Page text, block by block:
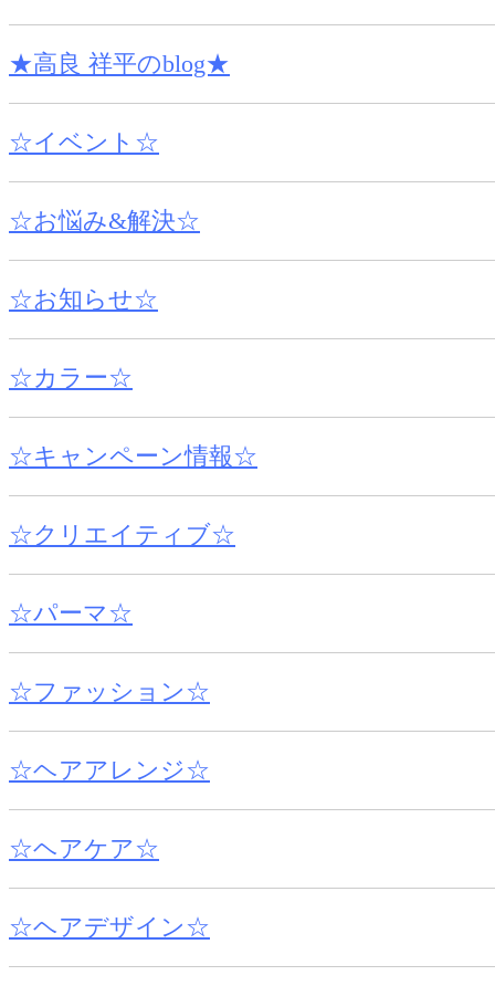
★高良 祥平のblog★
☆イベント☆
☆お悩み&解決☆
☆お知らせ☆
☆カラー☆
☆キャンペーン情報☆
☆クリエイティブ☆
☆パーマ☆
☆ファッション☆
☆ヘアアレンジ☆
☆ヘアケア☆
☆ヘアデザイン☆